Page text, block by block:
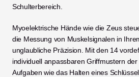
Schulterbereich.
Myoelektrische Hände wie die Zeus
die Messung von Muskelsignalen in
unglaubliche Präzision. Mit den 14
individuell anpassbaren Griffmustern
Aufgaben wie das Halten eines